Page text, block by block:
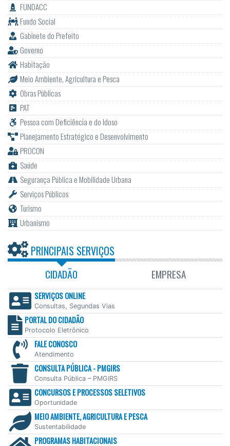
FUNDACC
Fundo Social
Gabinete do Prefeito
Governo
Habitação
Meio Ambiente, Agricultura e Pesca
Obras Públicas
PAT
Pessoa com Deficiência e do Idoso
Planejamento Estratégico e Desenvolvimento
PROCON
Saúde
Segurança Pública e Mobilidade Urbana
Serviços Públicos
Turismo
Urbanismo
PRINCIPAIS SERVIÇOS
CIDADÃO EMPRESA
SERVIÇOS ONLINE
Consultas, Segundas Vias
PORTAL DO CIDADÃO
Protocolo Eletrônico
FALE CONOSCO
Atendimento
CONSULTA PÚBLICA - PMGIRS
Consulta Pública – PMGIRS
CONCURSOS E PROCESSOS SELETIVOS
Oportunidade
MEIO AMBIENTE, AGRICULTURA E PESCA
Sustentabilidade
PROGRAMAS HABITACIONAIS